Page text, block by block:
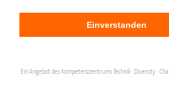
Einverstanden
Ein Angebot des Kompetenzzentrums Technik · Diversity ·